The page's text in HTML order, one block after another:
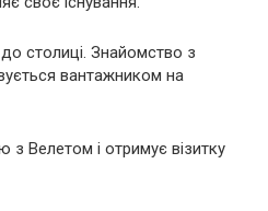
столиці. Знайомство з
вантажником на
з Велетом і отримує візитку